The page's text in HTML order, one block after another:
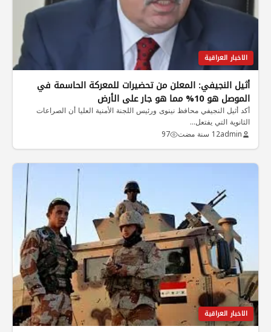
الاخبار العراقية
أثيل النجيفي: المعلن من تحضيرات للمعركة الحاسمة في
الموصل هو 10% مما هو جار على الأرض
أكد أثيل النجيفي محافظ نينوى ورئيس اللجنة الأمنية العليا أن الصراعات
الثانوية التي يفتعل…
admin12 سنة مضت 97
الاخبار العراقية